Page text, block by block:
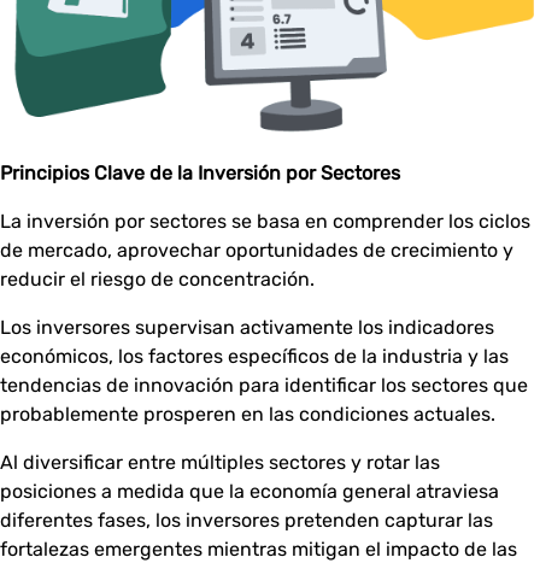
Principios Clave de la Inversión por Sectores
La inversión por sectores se basa en comprender los ciclos
de mercado, aprovechar oportunidades de crecimiento y
reducir el riesgo de concentración.
Los inversores supervisan activamente los indicadores
económicos, los factores específicos de la industria y las
tendencias de innovación para identificar los sectores que
probablemente prosperen en las condiciones actuales.
Al diversificar entre múltiples sectores y rotar las
posiciones a medida que la economía general atraviesa
diferentes fases, los inversores pretenden capturar las
fortalezas emergentes mientras mitigan el impacto de las